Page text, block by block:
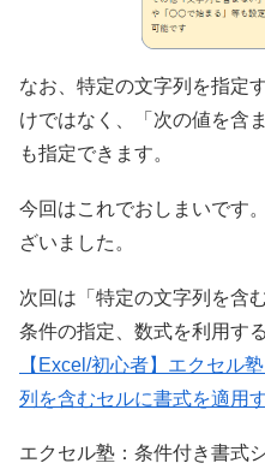
なお、特定の文字列を指定
けではなく、「次の値を含
も指定できます。
今回はこれでおしまいです
ざいました。
次回は「特定の文字列を含
条件の指定、数式を利用す
【Excel/初心者】エクセル
列を含むセルに書式を適用
エクセル塾：条件付き書式